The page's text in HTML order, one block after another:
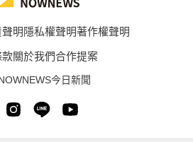
明隱私權聲明著作權聲明
關於我們合作提案
今日新聞